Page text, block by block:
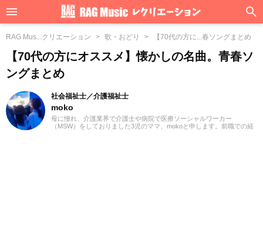
RAG Mus...クリエーション 歌・おどり 【70代の方に...春ソングまとめ
【70代の方にオススメ】懐かしの名曲。青春ソ
ングまとめ
社会福祉士／介護福祉士
moko
母に憧れ、介護業界で介護士や病院で医療ソーシャルワーカー
（MSW）をしておりました3児のママ、mokoと申します。前職での経